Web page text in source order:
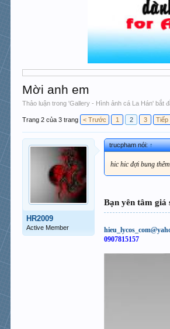
Mời anh em
Thảo luận trong 'Gallery - Hình ảnh cá La Hán' bắt
Trang 2 của 3 trang < Trước 1 2 3 Tiếp
HR2009
Active Member
trucpham nói:↑
hic hic đợi bung
Bạn yên tâm
0907815157